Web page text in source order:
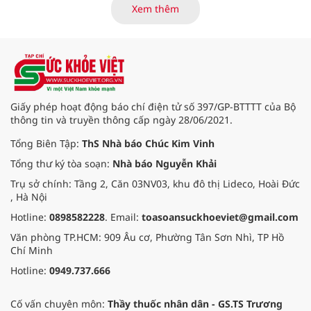
Awards) 2026 lại đến từ Việt Nam.
Xem thêm
Giấy phép hoạt động báo chí điện tử số 397/GP-BTTTT của Bộ
thông tin và truyền thông cấp ngày 28/06/2021.
Tổng Biên Tập: ThS Nhà báo Chúc Kim Vinh
Tổng thư ký tòa soạn: Nhà báo Nguyễn Khải
Trụ sở chính: Tầng 2, Căn 03NV03, khu đô thị Lideco, Hoài Đức
, Hà Nội
Hotline: 0898582228. Email: toasoansuckhoeviet@gmail.com
Văn phòng TP.HCM: 909 Âu cơ, Phường Tân Sơn Nhì, TP Hồ
Chí Minh
Hotline: 0949.737.666
Cố vấn chuyên môn: Thầy thuốc nhân dân - GS.TS Trương